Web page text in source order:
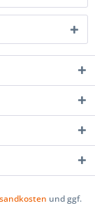
und ggf.